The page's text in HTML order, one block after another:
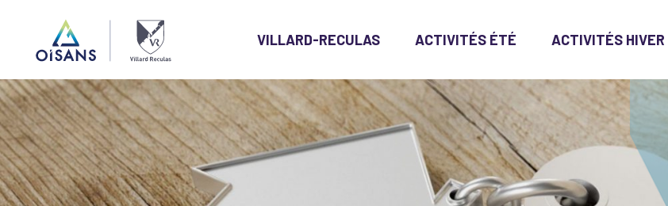
Villard-
Reculas
VILLARD-RECULAS ACTIVITÉS ÉTÉ ACTIVITÉS HIVER